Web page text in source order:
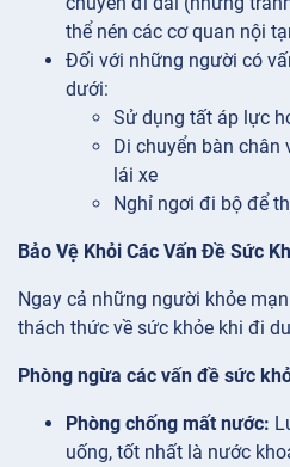
thể nén các cơ quan nội
Đối với những người có
dưới:
Sử dụng tất áp lực
Di chuyển bàn chân
lái xe
Nghỉ ngơi đi bộ để
Bảo Vệ Khỏi Các Vấn Đề Sức
Ngay cả những người khỏe
thách thức về sức khỏe khi đi
Phòng ngừa các vấn đề sức
Phòng chống mất nước:
uống, tốt nhất là nước